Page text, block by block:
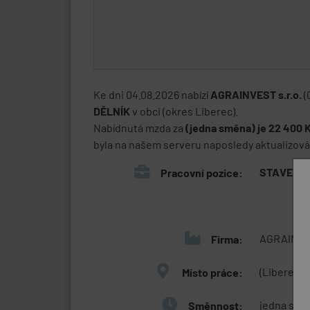
Ke dni 04.08.2026 nabízí AGRAINVEST s.r.o.
DĚLNÍK v obci (okres Liberec).
Nabídnutá mzda za (jedna směna) je 22 400
byla na našem serveru naposledy
Pracovní pozice: STAVEBNÍ
Firma:
Místo práce: (Liberec)
Směnnost: jedna